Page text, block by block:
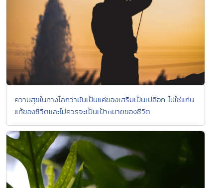
ความสุขในทางโลกว่ามันเป็นแค่ของเสริมเป็นเปลือก ไม่ใช่แก่น
แท้ของชีวิตและไม่ควรจะเป็นเป้าหมายของชีวิต